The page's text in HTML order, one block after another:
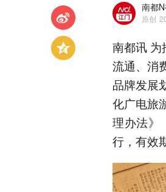
南都
原创
南都讯 为
流通、消
品牌发展
化广电旅
理办法》
行，有效